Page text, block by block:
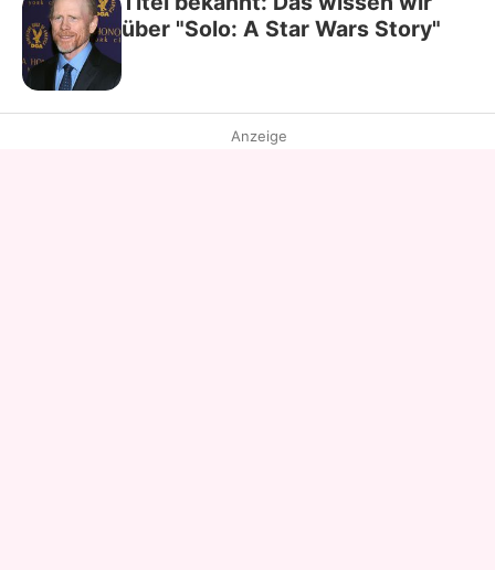
über "Solo: A Star Wars Story"
Anzeige